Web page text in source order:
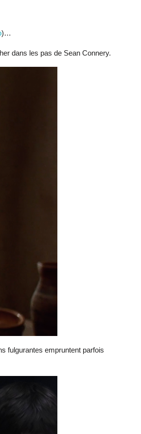
)…
dans les pas de Sean Connery.
fulgurantes empruntent parfois